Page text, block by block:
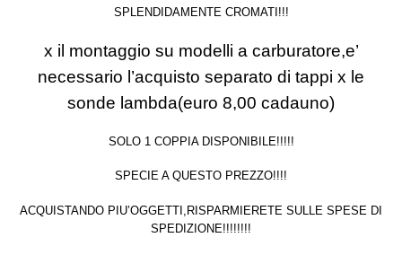
SPLENDIDAMENTE CROMATI!!!
x il montaggio su modelli a carburatore,e’
necessario l’acquisto separato di tappi x le
sonde lambda(euro 8,00 cadauno)
SOLO 1 COPPIA DISPONIBILE!!!!!
SPECIE A QUESTO PREZZO!!!!
ACQUISTANDO PIU’OGGETTI,RISPARMIERETE SULLE SPESE DI
SPEDIZIONE!!!!!!!!